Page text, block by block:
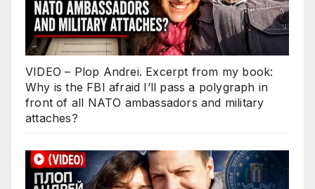
VIDEO – Plop Andrei. Excerpt from my book:
Why is the FBI afraid I’ll pass a polygraph in
front of all NATO ambassadors and military
attaches?